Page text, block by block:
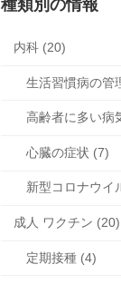
種類別の情報
内科 (20)
生活習慣病の管
高齢者に多い病
心臓の症状 (7)
新型コロナウイ
成人 ワクチン (20)
定期接種 (4)